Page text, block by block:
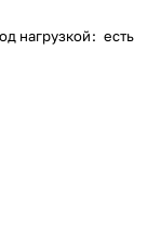
нагрузкой: есть